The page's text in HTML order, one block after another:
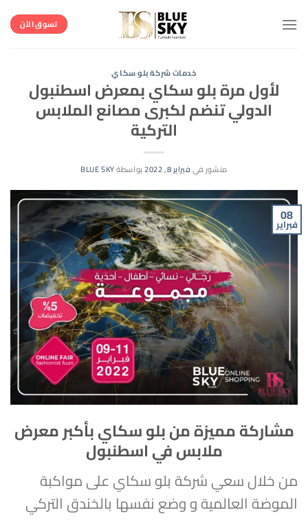
للمحتوى
تسوق الآن
خدمات شركة بلو سكاي
لأول مرة بلو سكاي بمعرض اسطنبول
الدولي تنضم لكبرى مصانع الملابس
التركية
منشور فيفبراير 8, 2022 بواسطةBLUE SKY
08
فبراير
مشاركة مميزة من بلو سكاي بأكبر معرض
ملابس في اسطنبول
من خلال سعي شركة بلو سكاي على مواكبة
الموضة العالمية و وضع نفسها بالخندق التركي